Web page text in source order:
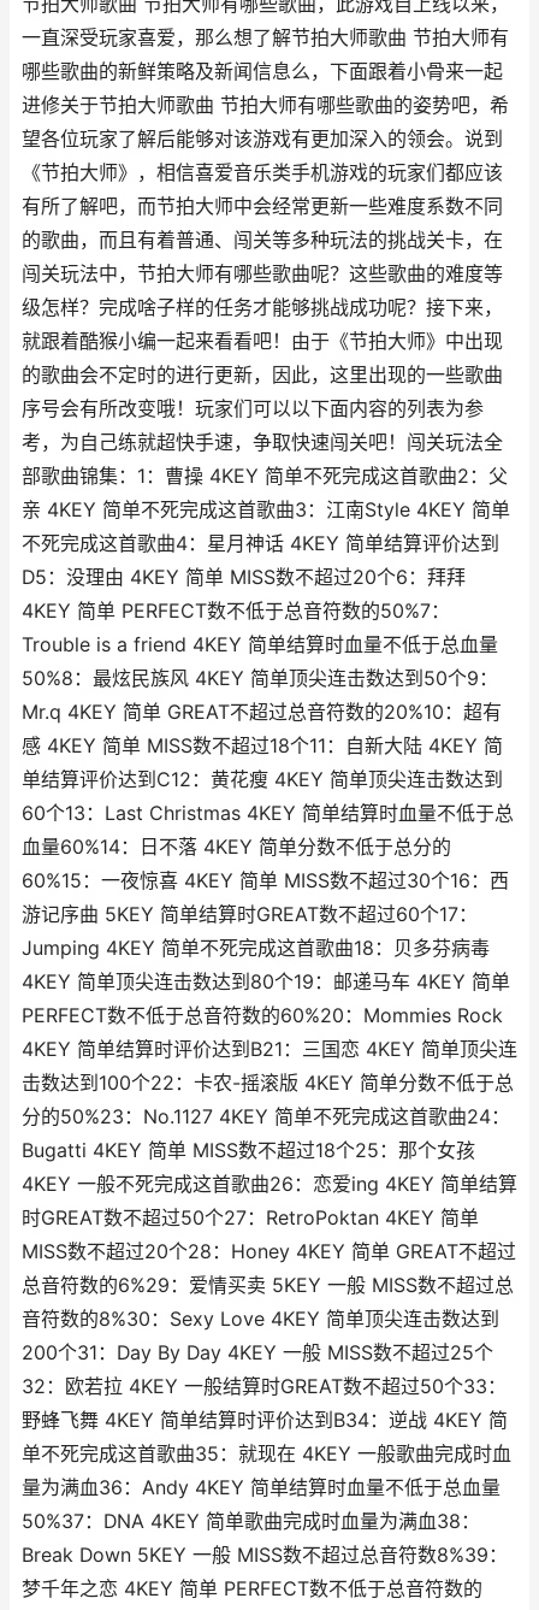
一直深受玩家喜爱，那么想了解节拍大师歌曲 节拍大师有
哪些歌曲的新鲜策略及新闻信息么，下面跟着小骨来一起
进修关于节拍大师歌曲 节拍大师有哪些歌曲的姿势吧，希
望各位玩家了解后能够对该游戏有更加深入的领会。说到
《节拍大师》，相信喜爱音乐类手机游戏的玩家们都应该
有所了解吧，而节拍大师中会经常更新一些难度系数不同
的歌曲，而且有着普通、闯关等多种玩法的挑战关卡，在
闯关玩法中，节拍大师有哪些歌曲呢？这些歌曲的难度等
级怎样？完成啥子样的任务才能够挑战成功呢？接下来，
就跟着酷猴小编一起来看看吧！由于《节拍大师》中出现
的歌曲会不定时的进行更新，因此，这里出现的一些歌曲
序号会有所改变哦！玩家们可以以下面内容的列表为参
考，为自己练就超快手速，争取快速闯关吧！闯关玩法全
部歌曲锦集：1：曹操 4KEY 简单不死完成这首歌曲2：父
亲 4KEY 简单不死完成这首歌曲3：江南Style 4KEY 简单
不死完成这首歌曲4：星月神话 4KEY 简单结算评价达到
D5：没理由 4KEY 简单 MISS数不超过20个6：拜拜
4KEY 简单 PERFECT数不低于总音符数的50%7：
Trouble is a friend 4KEY 简单结算时血量不低于总血量
50%8：最炫民族风 4KEY 简单顶尖连击数达到50个9：
Mr.q 4KEY 简单 GREAT不超过总音符数的20%10：超有
感 4KEY 简单 MISS数不超过18个11：自新大陆 4KEY 简
单结算评价达到C12：黄花瘦 4KEY 简单顶尖连击数达到
60个13：Last Christmas 4KEY 简单结算时血量不低于总
血量60%14：日不落 4KEY 简单分数不低于总分的
60%15：一夜惊喜 4KEY 简单 MISS数不超过30个16：西
游记序曲 5KEY 简单结算时GREAT数不超过60个17：
Jumping 4KEY 简单不死完成这首歌曲18：贝多芬病毒
4KEY 简单顶尖连击数达到80个19：邮递马车 4KEY 简单
PERFECT数不低于总音符数的60%20：Mommies Rock
4KEY 简单结算时评价达到B21：三国恋 4KEY 简单顶尖连
击数达到100个22：卡农-摇滚版 4KEY 简单分数不低于总
分的50%23：No.1127 4KEY 简单不死完成这首歌曲24：
Bugatti 4KEY 简单 MISS数不超过18个25：那个女孩
4KEY 一般不死完成这首歌曲26：恋爱ing 4KEY 简单结算
时GREAT数不超过50个27：RetroPoktan 4KEY 简单
MISS数不超过20个28：Honey 4KEY 简单 GREAT不超过
总音符数的6%29：爱情买卖 5KEY 一般 MISS数不超过总
音符数的8%30：Sexy Love 4KEY 简单顶尖连击数达到
200个31：Day By Day 4KEY 一般 MISS数不超过25个
32：欧若拉 4KEY 一般结算时GREAT数不超过50个33：
野蜂飞舞 4KEY 简单结算时评价达到B34：逆战 4KEY 简
单不死完成这首歌曲35：就现在 4KEY 一般歌曲完成时血
量为满血36：Andy 4KEY 简单结算时血量不低于总血量
50%37：DNA 4KEY 简单歌曲完成时血量为满血38：
Break Down 5KEY 一般 MISS数不超过总音符数8%39：
梦千年之恋 4KEY 简单 PERFECT数不低于总音符数的